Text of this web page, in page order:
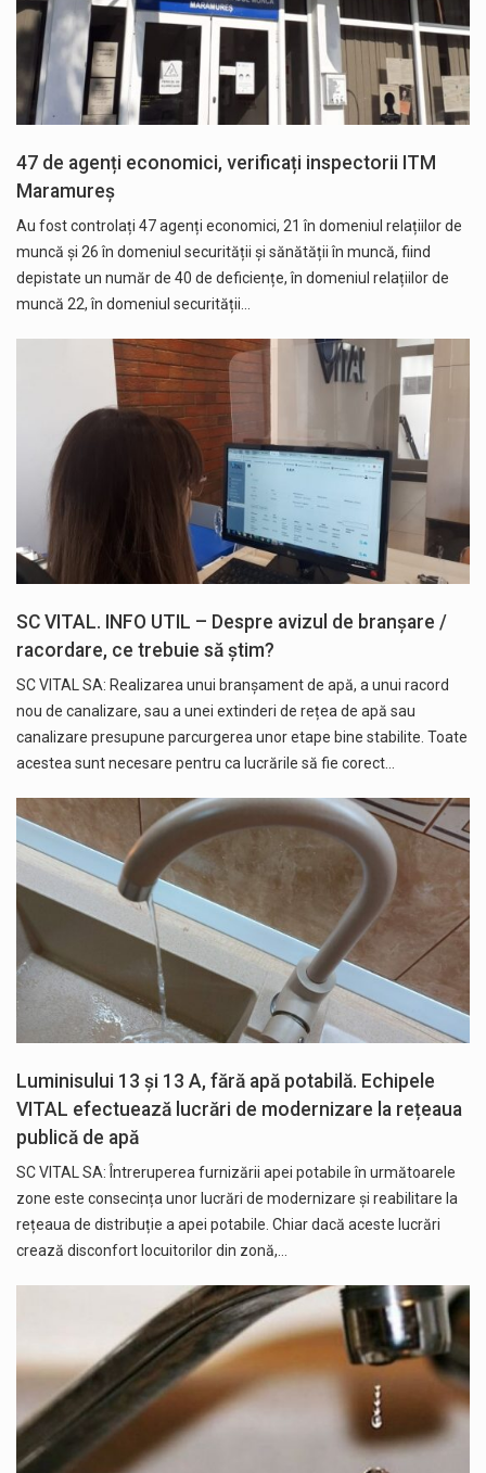
47 de agenți economici, verificați inspectorii ITM
Maramureș
Au fost controlați 47 agenți economici, 21 în domeniul relațiilor de
muncă și 26 în domeniul securității și sănătății în muncă, fiind
depistate un număr de 40 de deficiențe, în domeniul relațiilor de
muncă 22, în domeniul securității…
SC VITAL. INFO UTIL – Despre avizul de branșare /
racordare, ce trebuie să știm?
SC VITAL SA: Realizarea unui branșament de apă, a unui racord
nou de canalizare, sau a unei extinderi de rețea de apă sau
canalizare presupune parcurgerea unor etape bine stabilite. Toate
acestea sunt necesare pentru ca lucrările să fie corect…
Luminisului 13 și 13 A, fără apă potabilă. Echipele
VITAL efectuează lucrări de modernizare la rețeaua
publică de apă
SC VITAL SA: Întreruperea furnizării apei potabile în următoarele
zone este consecința unor lucrări de modernizare și reabilitare la
rețeaua de distribuție a apei potabile. Chiar dacă aceste lucrări
crează disconfort locuitorilor din zonă,…